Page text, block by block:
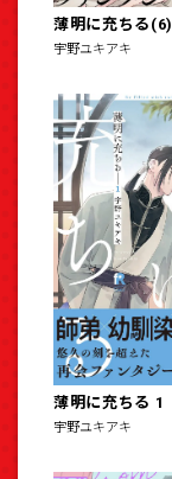
薄明に充ちる(6)
宇野ユキアキ
薄明に充ちる 1
宇野ユキアキ